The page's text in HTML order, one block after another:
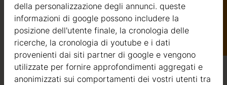
Siamo attivi nel settore della produzione di strutture in
legno dal 2004. Nel corso di questi anni, abbiamo
selezionato i migliori fornitori di legname. Utilizziamo
esclusivamente abete nordico a crescita lenta
proveniente da foreste certificate FSC nell’Europa del
Nord.
della personalizzazione degli annunci. queste
informazioni di google possono includere la
posizione dell'utente finale, la cronologia delle
ricerche, la cronologia di youtube e i dati
provenienti dai siti partner di google e vengono
utilizzate per fornire approfondimenti aggregati e
anonimizzati sui comportamenti dei vostri utenti tra